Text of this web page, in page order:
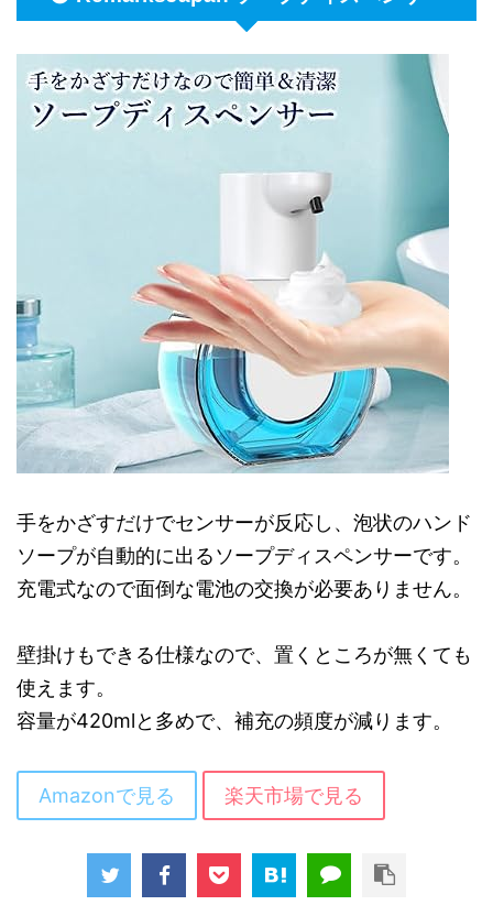
手をかざすだけでセンサーが反応し、泡状のハンド
ソープが自動的に出るソープディスペンサーです。
充電式なので面倒な電池の交換が必要ありません。
壁掛けもできる仕様なので、置くところが無くても
使えます。
容量が420mlと多めで、補充の頻度が減ります。
Amazonで見る 楽天市場で見る